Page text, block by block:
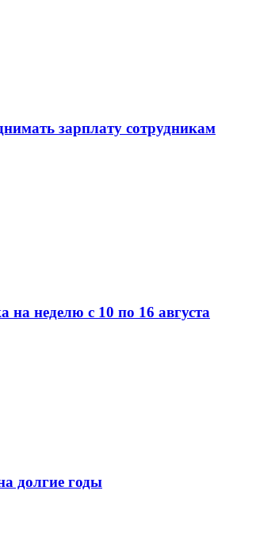
зарплату сотрудникам
на неделю с 10 по 16 августа
долгие годы